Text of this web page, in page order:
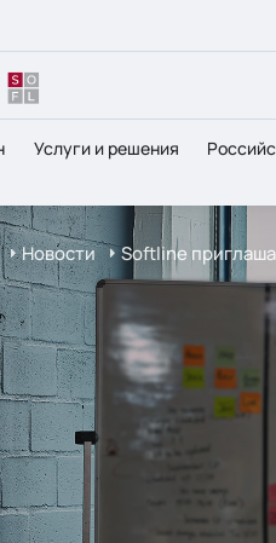
Услуги и решения
Новости Softline